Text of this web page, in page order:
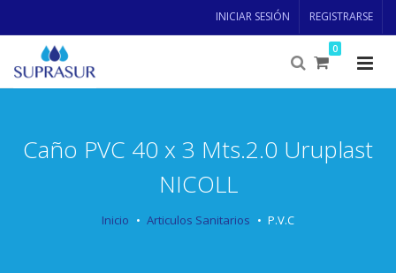
INICIAR SESIÓN REGISTRARSE
0
Caño PVC 40 x 3 Mts.2.0 Uruplast
NICOLL
Inicio Articulos Sanitarios P.V.C